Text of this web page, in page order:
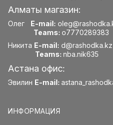
Алматы магазин:
Олег E-mail:
Teams: o7770289383
Никита E-mail: d@rashodka.kz
Teams: nba.nik635
Астана офис:
Эвилин E-mail:
ИНФОРМАЦИЯ